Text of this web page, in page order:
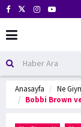
Anasayfa
Ne
Bobbi Brown